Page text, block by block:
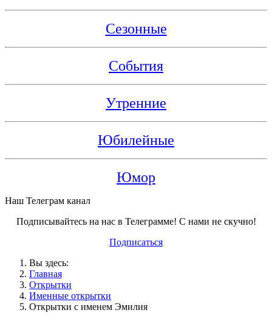
Сезонные
События
Утренние
Юбилейные
Юмор
Наш Телеграм канал
Подписывайтесь на нас в Телеграмме! С нами не скучно!
Подписаться
Вы здесь:
Главная
Открытки
Именные открытки
Открытки с именем Эмилия